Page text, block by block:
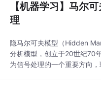
上概念可以看出它有两种分
一种是Y...
【机器学习】马尔
理
隐马尔可夫模型（Hidden
分析模型，创立于20世纪70
为信号处理的一个重要方向